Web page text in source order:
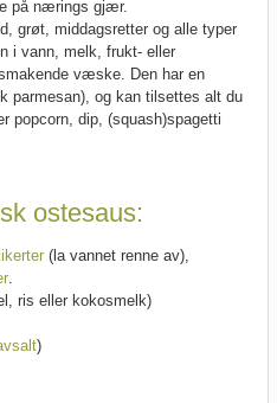
på nærings gjær.
grøt, middagsretter og alle typer
i vann, melk, frukt- eller
væske. Den har en
parmesan), og kan tilsettes alt du
popcorn, dip, (squash)spagetti
ostesaus:
(la vannet renne av),
.
ris eller kokosmelk)
)